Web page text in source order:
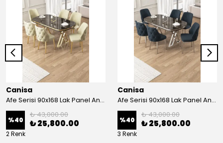
Canisa
Afe Serisi 90x168 Lak Panel Antrasit İroni Masa ve 6 Sandalye Gold Kaplama Ayak
%40
₺ 43,000.00
₺ 25,800.00
2 Renk
Canisa
Afe Serisi 90x168 Lak Panel Antrasit İroni Masa ve 6 Sandalye Krom Kaplama Ayak
%40
₺ 43,000.00
₺ 25,800.00
3 Renk